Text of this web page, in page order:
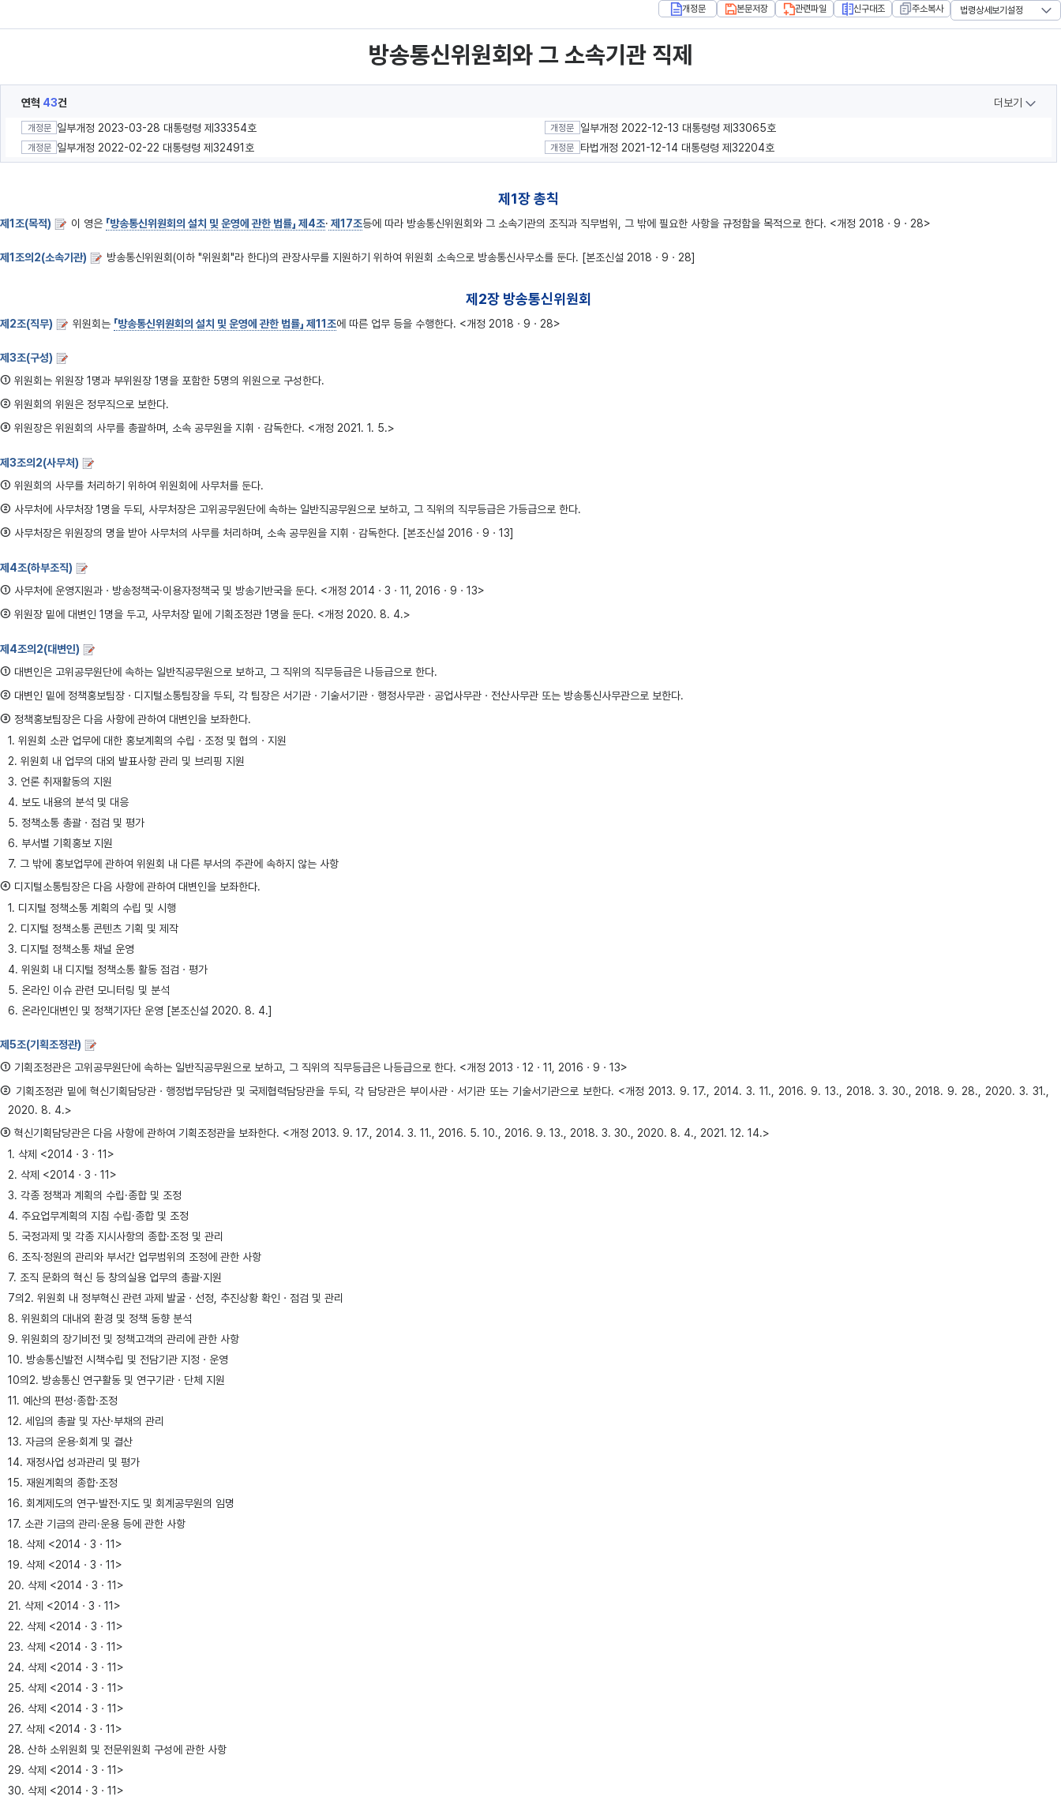
개정문 본문저장 관련파일 신구대조 주소복사 법령상세보기설정
방송통신위원회와 그 소속기관 직제
연혁 43건 더보기
개정문 일부개정 2023-03-28 대통령령 제33354호 개정문 일부개정 2022-12-13 대통령령 제33065호
개정문 일부개정 2022-02-22 대통령령 제32491호 개정문 타법개정 2021-12-14 대통령령 제32204호
제1장 총칙
제1조(목적) 이 영은 「방송통신위원회의 설치 및 운영에 관한 법률」 제4조· 제17조등에 따라 방송통신위원회와 그 소속기관의 조직과 직무범위, 그 밖에 필요한 사항을 규정함을 목적으로 한다. <개정 2018ㆍ9ㆍ28>
제1조의2(소속기관) 방송통신위원회(이하 "위원회"라 한다)의 관장사무를 지원하기 위하여 위원회 소속으로 방송통신사무소를 둔다. [본조신설 2018ㆍ9ㆍ28]
제2장 방송통신위원회
제2조(직무) 위원회는 「방송통신위원회의 설치 및 운영에 관한 법률」 제11조에 따른 업무 등을 수행한다. <개정 2018ㆍ9ㆍ28>
제3조(구성)
① 위원회는 위원장 1명과 부위원장 1명을 포함한 5명의 위원으로 구성한다.
② 위원회의 위원은 정무직으로 보한다.
③ 위원장은 위원회의 사무를 총괄하며, 소속 공무원을 지휘ㆍ감독한다. <개정 2021. 1. 5.>
제3조의2(사무처)
① 위원회의 사무를 처리하기 위하여 위원회에 사무처를 둔다.
② 사무처에 사무처장 1명을 두되, 사무처장은 고위공무원단에 속하는 일반직공무원으로 보하고, 그 직위의 직무등급은 가등급으로 한다.
③ 사무처장은 위원장의 명을 받아 사무처의 사무를 처리하며, 소속 공무원을 지휘ㆍ감독한다. [본조신설 2016ㆍ9ㆍ13]
제4조(하부조직)
① 사무처에 운영지원과ㆍ방송정책국·이용자정책국 및 방송기반국을 둔다. <개정 2014ㆍ3ㆍ11, 2016ㆍ9ㆍ13>
② 위원장 밑에 대변인 1명을 두고, 사무처장 밑에 기획조정관 1명을 둔다. <개정 2020. 8. 4.>
제4조의2(대변인)
① 대변인은 고위공무원단에 속하는 일반직공무원으로 보하고, 그 직위의 직무등급은 나등급으로 한다.
② 대변인 밑에 정책홍보팀장ㆍ디지털소통팀장을 두되, 각 팀장은 서기관ㆍ기술서기관ㆍ행정사무관ㆍ공업사무관ㆍ전산사무관 또는 방송통신사무관으로 보한다.
③ 정책홍보팀장은 다음 사항에 관하여 대변인을 보좌한다.
1. 위원회 소관 업무에 대한 홍보계획의 수립ㆍ조정 및 협의ㆍ지원
2. 위원회 내 업무의 대외 발표사항 관리 및 브리핑 지원
3. 언론 취재활동의 지원
4. 보도 내용의 분석 및 대응
5. 정책소통 총괄ㆍ점검 및 평가
6. 부서별 기획홍보 지원
7. 그 밖에 홍보업무에 관하여 위원회 내 다른 부서의 주관에 속하지 않는 사항
④ 디지털소통팀장은 다음 사항에 관하여 대변인을 보좌한다.
1. 디지털 정책소통 계획의 수립 및 시행
2. 디지털 정책소통 콘텐츠 기획 및 제작
3. 디지털 정책소통 채널 운영
4. 위원회 내 디지털 정책소통 활동 점검ㆍ평가
5. 온라인 이슈 관련 모니터링 및 분석
6. 온라인대변인 및 정책기자단 운영 [본조신설 2020. 8. 4.]
제5조(기획조정관)
① 기획조정관은 고위공무원단에 속하는 일반직공무원으로 보하고, 그 직위의 직무등급은 나등급으로 한다. <개정 2013ㆍ12ㆍ11, 2016ㆍ9ㆍ13>
② 기획조정관 밑에 혁신기획담당관ㆍ행정법무담당관 및 국제협력담당관을 두되, 각 담당관은 부이사관ㆍ서기관 또는 기술서기관으로 보한다. <개정 2013. 9. 17., 2014. 3. 11., 2016. 9. 13., 2018. 3. 30., 2018. 9. 28., 2020. 3. 31.,
2020. 8. 4.>
③ 혁신기획담당관은 다음 사항에 관하여 기획조정관을 보좌한다. <개정 2013. 9. 17., 2014. 3. 11., 2016. 5. 10., 2016. 9. 13., 2018. 3. 30., 2020. 8. 4., 2021. 12. 14.>
1. 삭제 <2014ㆍ3ㆍ11>
2. 삭제 <2014ㆍ3ㆍ11>
3. 각종 정책과 계획의 수립·종합 및 조정
4. 주요업무계획의 지침 수립·종합 및 조정
5. 국정과제 및 각종 지시사항의 종합·조정 및 관리
6. 조직·정원의 관리와 부서간 업무범위의 조정에 관한 사항
7. 조직 문화의 혁신 등 창의실용 업무의 총괄·지원
7의2. 위원회 내 정부혁신 관련 과제 발굴ㆍ선정, 추진상황 확인ㆍ점검 및 관리
8. 위원회의 대내외 환경 및 정책 동향 분석
9. 위원회의 장기비전 및 정책고객의 관리에 관한 사항
10. 방송통신발전 시책수립 및 전담기관 지정ㆍ운영
10의2. 방송통신 연구활동 및 연구기관ㆍ단체 지원
11. 예산의 편성·종합·조정
12. 세입의 총괄 및 자산·부채의 관리
13. 자금의 운용·회계 및 결산
14. 재정사업 성과관리 및 평가
15. 재원계획의 종합·조정
16. 회계제도의 연구·발전·지도 및 회계공무원의 임명
17. 소관 기금의 관리·운용 등에 관한 사항
18. 삭제 <2014ㆍ3ㆍ11>
19. 삭제 <2014ㆍ3ㆍ11>
20. 삭제 <2014ㆍ3ㆍ11>
21. 삭제 <2014ㆍ3ㆍ11>
22. 삭제 <2014ㆍ3ㆍ11>
23. 삭제 <2014ㆍ3ㆍ11>
24. 삭제 <2014ㆍ3ㆍ11>
25. 삭제 <2014ㆍ3ㆍ11>
26. 삭제 <2014ㆍ3ㆍ11>
27. 삭제 <2014ㆍ3ㆍ11>
28. 산하 소위원회 및 전문위원회 구성에 관한 사항
29. 삭제 <2014ㆍ3ㆍ11>
30. 삭제 <2014ㆍ3ㆍ11>